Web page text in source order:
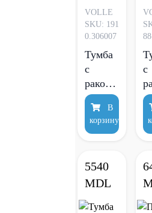
VOLLE
SKU: 191
0.306007
Тумба
с
раковиной
Volle
Solo 60
см
В
корзину
с
5540
MDL